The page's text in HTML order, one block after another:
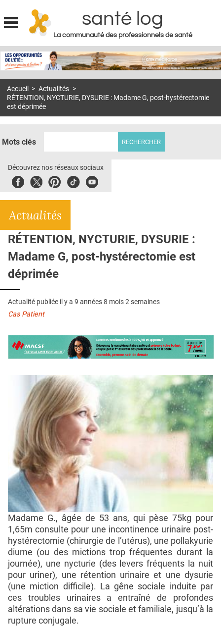
Jump to navigation
santé log
La communauté des professionnels de santé
MON COMPTE
S'ABONNER À LA REVUE SOIN À DOMICILE
ACTUS
E-REVUE SAD
THÉMA
CRÉDITS
Accueil > Actualités >
RÉTENTION, NYCTURIE, DYSURIE : Madame G, post-hystérectomie
est déprimée
Mots clés
Découvrez nos réseaux sociaux
FacebookTwitterPinterest
TiktokYoubute
Actualités
RÉTENTION, NYCTURIE, DYSURIE :
Madame G, post-hystérectomie est
déprimée
Actualité publiée il y a 9 années 8 mois 2 semaines
Cas Patient
Madame G., âgée de 53 ans, qui pèse 75kg pour
1,65m consulte pour une incontinence urinaire post-
hystérectomie (chirurgie de l’utérus), une pollakyurie
diurne (ou des mictions trop fréquentes durant la
journée), une nycturie (des levers fréquents la nuit
pour uriner), une rétention urinaire et une dysurie
(une miction difficile). La gêne sociale induite par
ces troubles urinaires a entraîné de profondes
altérations dans sa vie sociale et familiale, jusqu’à la
rupture conjugale.